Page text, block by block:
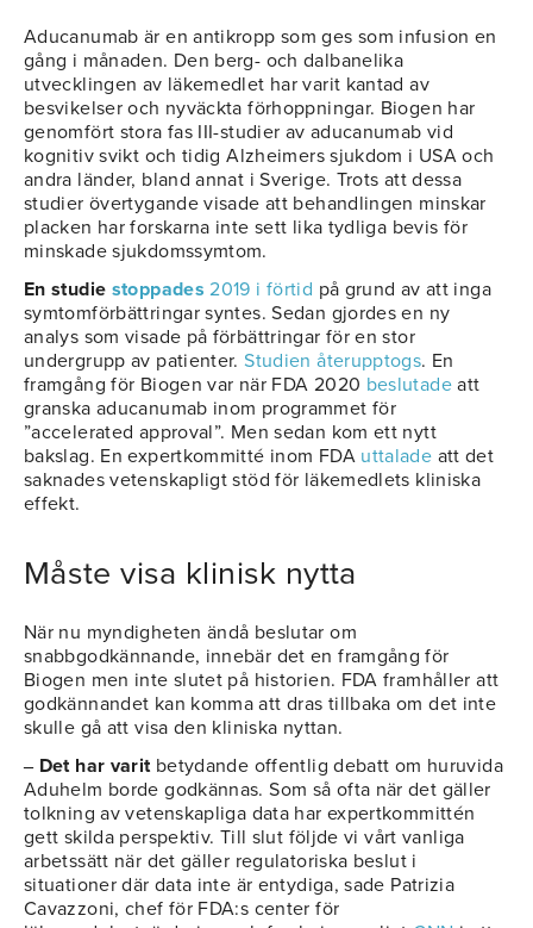
Aducanumab är en antikropp som ges som infusion en
gång i månaden. Den berg- och dalbanelika
utvecklingen av läkemedlet har varit kantad av
besvikelser och nyväckta förhoppningar. Biogen har
genomfört stora fas III-studier av aducanumab vid
kognitiv svikt och tidig Alzheimers sjukdom i USA och
andra länder, bland annat i Sverige. Trots att dessa
studier övertygande visade att behandlingen minskar
placken har forskarna inte sett lika tydliga bevis för
minskade sjukdomssymtom.
En studie stoppades 2019 i förtid på grund av att inga
symtomförbättringar syntes. Sedan gjordes en ny
analys som visade på förbättringar för en stor
undergrupp av patienter.Studien återupptogs. En
framgång för Biogen var när FDA 2020 beslutadeatt
granska aducanumab inom programmet för
”accelerated approval”. Men sedan kom ett nytt
bakslag. En expertkommitté inom FDA uttalade att det
saknades vetenskapligt stöd för läkemedlets kliniska
effekt.
Måste visa klinisk nytta
När nu myndigheten ändå beslutar om
snabbgodkännande, innebär det en framgång för
Biogen men inte slutet på historien. FDA framhåller att
godkännandet kan komma att dras tillbaka om det inte
skulle gå att visa den kliniska nyttan.
‒ Det har varitbetydande offentlig debatt om huruvida
Aduhelm borde godkännas. Som så ofta när det gäller
tolkning av vetenskapliga data har expertkommittén
gett skilda perspektiv. Till slut följde vi vårt vanliga
arbetssätt när det gäller regulatoriska beslut i
situationer där data inte är entydiga, sade Patrizia
Cavazzoni, chef för FDA:s center för